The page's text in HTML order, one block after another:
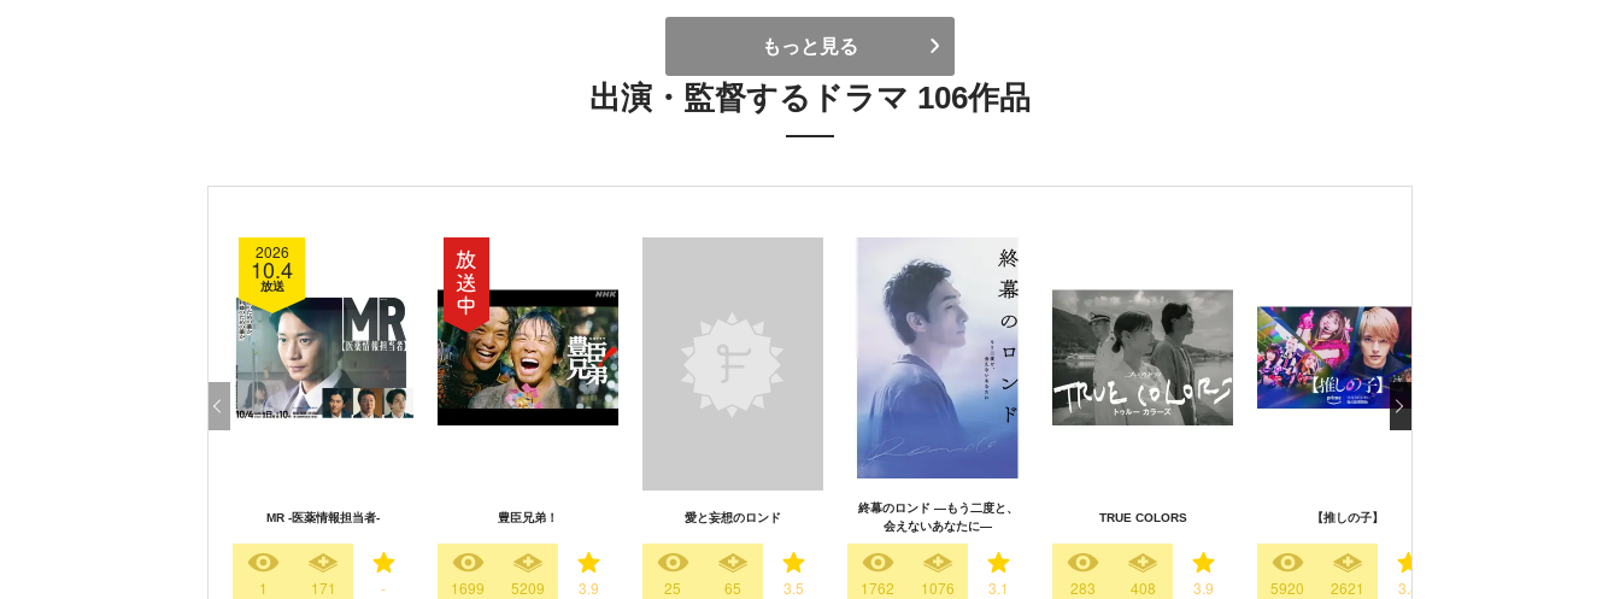
もっと見る
出演・監督するドラマ 106作品
2026
10.4
放送
MR -医薬情報担当者-
1 171 -
豊臣兄弟！
1699 5209 3.9
愛と妄想のロンド
25 65 3.5
終幕のロンド —もう二度と、
会えないあなたに—
1762 1076 3.1
TRUE COLORS
283 408 3.9
【推しの子】
5920 2621 3.8